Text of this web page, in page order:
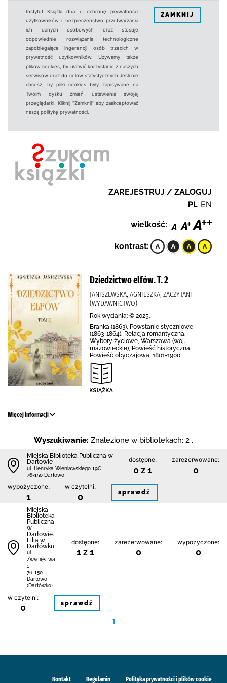
Instytut Książki dba o ochronę prywatności
użytkowników i bezpieczeństwo przetwarzania
ich danych osobowych oraz stosuje
odpowiednie rozwiązania technologiczne
zapobiegające ingerencji osób trzecich w
prywatność użytkowników. Używamy także
plików cookies, by ułatwić korzystanie z naszych
serwisów oraz do celów statystycznych.Jeśli nie
chcesz, by pliki cookies były zapisywane na
Twoim dysku zmień ustawienia swojej
przeglądarki. Kliknij "Zamknij" aby zaakceptować
naszą politykę prywatności.
ZAMKNIJ
ZAREJESTRUJ / ZALOGUJ
PL EN
wielkość:
kontrast:
Dziedzictwo elfów. T. 2
JANISZEWSKA, AGNIESZKA, ZACZYTANI
(WYDAWNICTWO)
Rok wydania: © 2025.
Branka (1863), Powstanie styczniowe
(1863-1864), Relacja romantyczna,
Wybory życiowe, Warszawa (woj.
mazowieckie), Powieść historyczna,
Powieść obyczajowa, 1801-1900
Więcej informacji
Wyszukiwanie: Znalezione w bibliotekach: 2 .
Miejska Biblioteka Publiczna w
Darłowie
ul. Henryka Wieniawskiego 19C
76-150 Darłowo
dostępne:
0 z 1
zarezerwowane:
0
wypożyczone:
1
w czytelni:
0 sprawdź
Miejska
Biblioteka
Publiczna
w
Darłowie.
Filia w
Darłówku
ul.
Zwycięstwa
1
76-150
Darłowo
(Darłówko)
dostępne:
1 z 1
zarezerwowane:
0
wypożyczone:
0
w czytelni:
0 sprawdź
1
Kontakt Regulamin Polityka prywatności i plików cookie